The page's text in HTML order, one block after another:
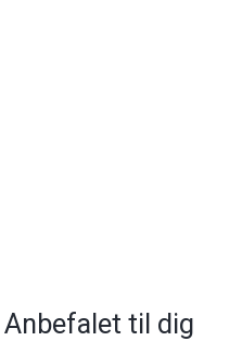
Anbefalet til dig